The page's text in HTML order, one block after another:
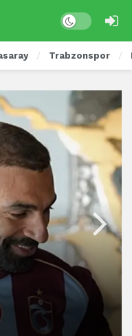
Trabzonspor